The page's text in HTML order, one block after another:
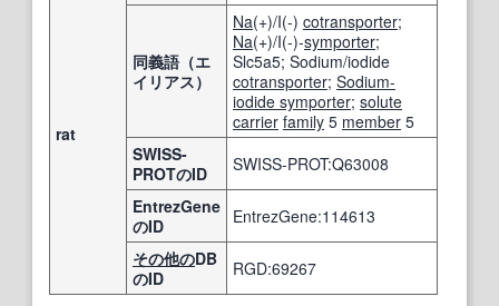
rat
同義語（エ
イリアス）
Na(+)/I(-) cotransporter;
Na(+)/I(-)-symporter;
Slc5a5; Sodium/iodide
cotransporter; Sodium-
iodide symporter; solute
carrier family 5 member 5
SWISS-
PROTのID
SWISS-PROT:Q63008
EntrezGene
のID
EntrezGene:114613
その他のDB
のID
RGD:69267